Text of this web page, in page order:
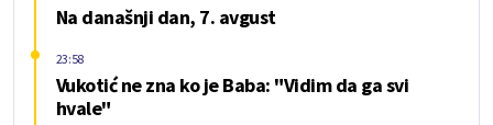
Na današnji dan, 7. avgust
Vukotić ne zna ko je Baba: "Vidim da ga svi
hvale"
23:58